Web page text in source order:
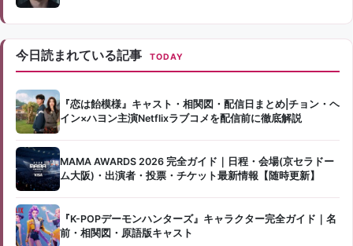
今日読まれている記事 TODAY
『恋は飴模様』キャスト・相関図・配信日まとめ|チョン・ヘ
イン×ハヨン主演Netflixラブコメを配信前に徹底解説
MAMA AWARDS 2026 完全ガイド｜日程・会場(京セラドー
ム大阪)・出演者・投票・チケット最新情報【随時更新】
『K-POPデーモンハンターズ』キャラクター完全ガイド｜名
前・相関図・原語版キャスト